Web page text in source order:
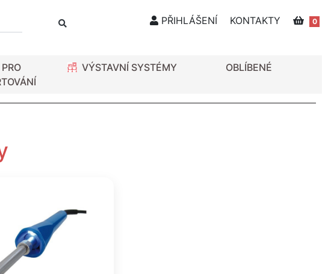
PŘIHLÁŠENÍ KONTAKTY 0
VÝSTAVNÍ SYSTÉMY OBLÍBENÉ